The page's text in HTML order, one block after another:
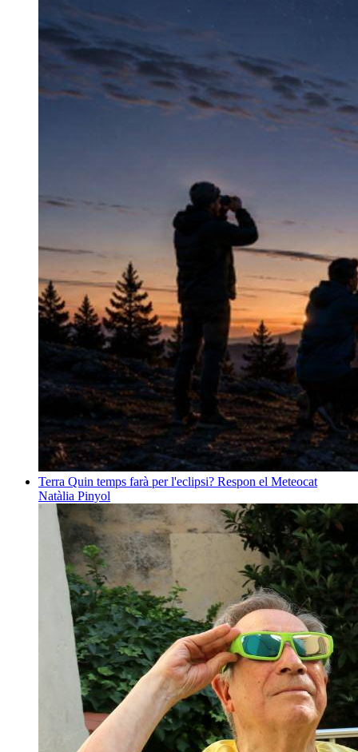
Terra Quin temps farà per l'eclipsi? Respon el Meteocat
Natàlia Pinyol